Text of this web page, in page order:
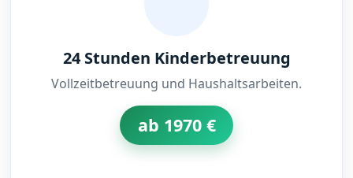
24 Stunden Kinderbetreuung
Vollzeitbetreuung und Haushaltsarbeiten.
ab 1970 €